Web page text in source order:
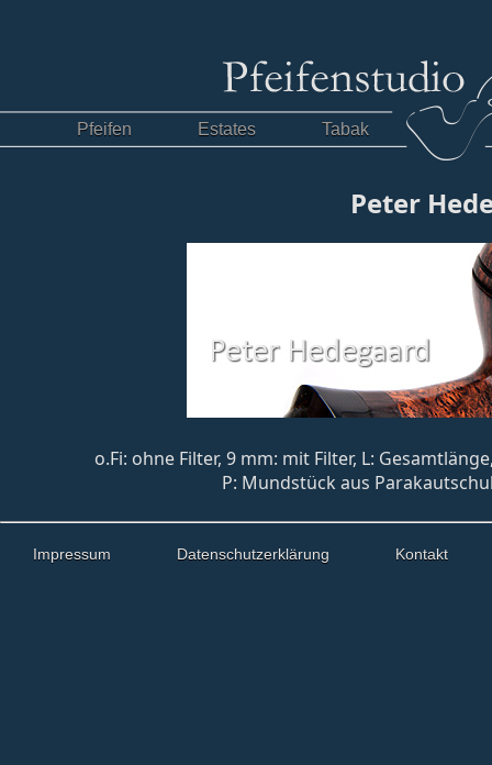
Pfeifen Estates Tabak
Peter
o.Fi: ohne Filter, 9 mm: mit Filter, L:
P: Mundstück aus
Impressum Datenschutzerklärung Kontakt